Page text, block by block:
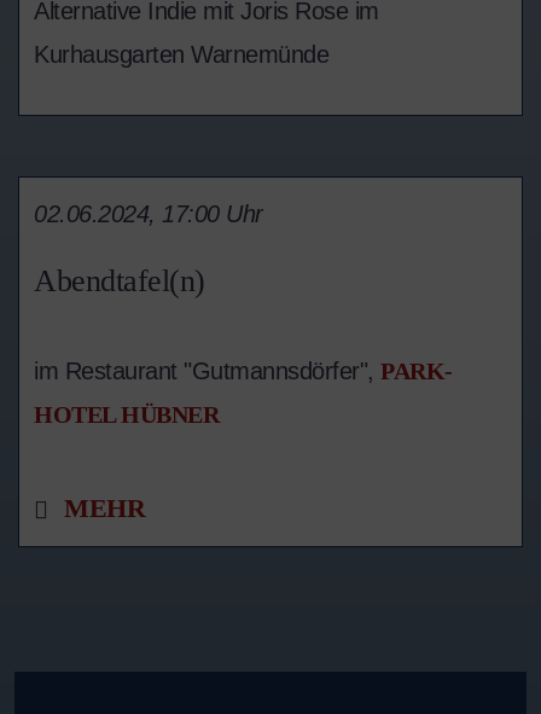
Alternative Indie mit Joris Rose im
Kurhausgarten Warnemünde
Abendtafel(n)
02.06.2024, 17:00 Uhr
im Restaurant "Gutmannsdörfer", PARK-
HOTEL HÜBNER
MEHR